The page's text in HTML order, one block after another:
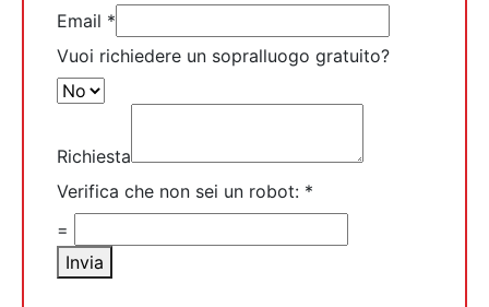
Email *
Vuoi richiedere un sopralluogo gratuito?
Richiesta
Verifica che non sei un robot: *
=
Invia